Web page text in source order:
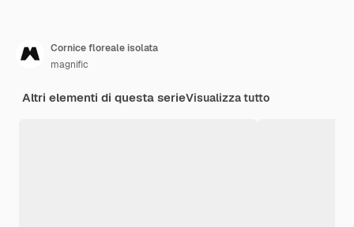
Cornice floreale isolata
magnific
Altri elementi di questa serieVisualizza tutto